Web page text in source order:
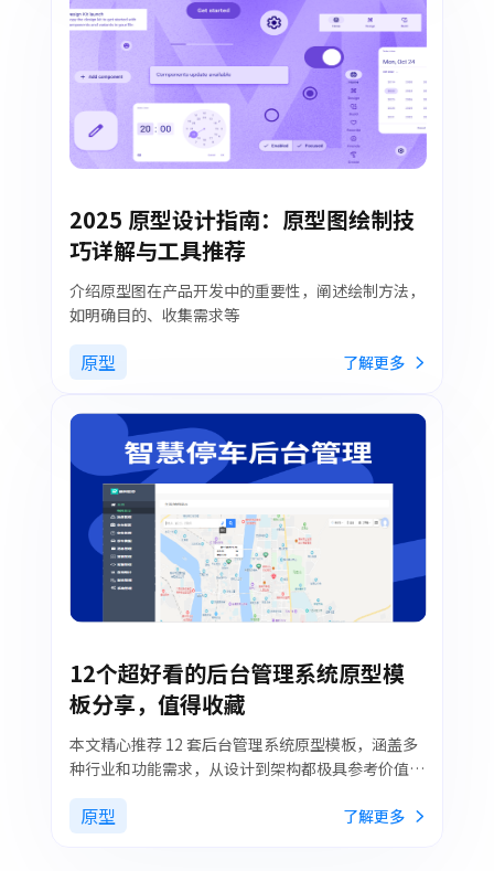
2025 原型设计指南：原型图绘制技
巧详解与工具推荐
介绍原型图在产品开发中的重要性，阐述绘制方法，
如明确目的、收集需求等
原型 了解更多
12个超好看的后台管理系统原型模
板分享，值得收藏
本文精心推荐 12 套后台管理系统原型模板，涵盖多
种行业和功能需求，从设计到架构都极具参考价值，
原型 了解更多